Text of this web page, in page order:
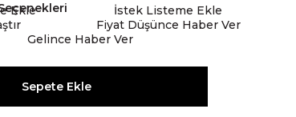
Ekle
İstek Listeme Ekle
Fiyat Düşünce Haber Ver
Gelince Haber Ver